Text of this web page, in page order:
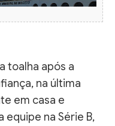
toalha após a
na última
em casa e
equipe na Série B,